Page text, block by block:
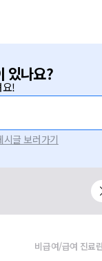
있나요?
요!
글 보러가기
비급여/급여 진료